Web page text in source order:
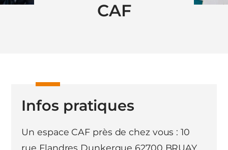
CAF
Infos pratiques
Un espace CAF près de chez vous : 10
rue Flandres Dunkerque 62700 BRUAY